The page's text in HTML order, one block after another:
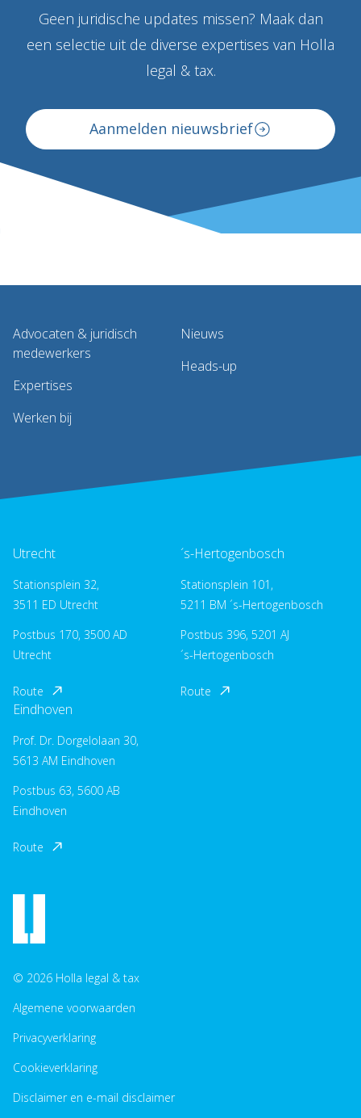
Geen juridische updates missen? Maak dan
een selectie uit de diverse expertises van Holla
legal & tax.
Aanmelden nieuwsbrief
Advocaten & juridisch
medewerkers
Expertises
Werken bij
Nieuws
Heads-up
Utrecht
Stationsplein 32,
3511 ED Utrecht
Postbus 170, 3500 AD
Utrecht
Route
´s-Hertogenbosch
Stationsplein 101,
5211 BM ´s-Hertogenbosch
Postbus 396, 5201 AJ
´s-Hertogenbosch
Route
Eindhoven
Prof. Dr. Dorgelolaan 30,
5613 AM Eindhoven
Postbus 63, 5600 AB
Eindhoven
Route
© 2026 Holla legal & tax
Algemene voorwaarden
Privacyverklaring
Cookieverklaring
Disclaimer en e-mail disclaimer